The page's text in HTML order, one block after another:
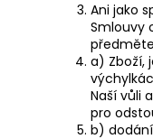
Ani jako
Smlouvy
a) Zboží,
Naší vůli
pro
b)